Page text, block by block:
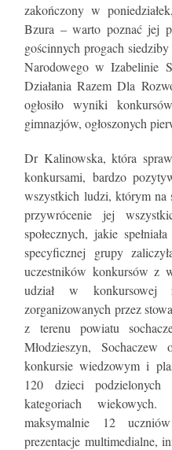
zakończony w
Bzura – warto poznać jej
gościnnych progach
Narodowego w Izabelinie
Działania Razem Dla
ogłosiło wyniki
gimnazjów, ogłoszonych
Dr Kalinowska, która
konkursami, bardzo
wszystkich ludzi, którym na
przywrócenie jej
społecznych, jakie
specyficznej grupy
uczestników konkursów z
udział w konkursowej
zorganizowanych przez
z terenu powiatu
Młodzieszyn,
konkursie wiedzowym i
120 dzieci
kategoriach
maksymalnie 12
prezentacje multimedialne,